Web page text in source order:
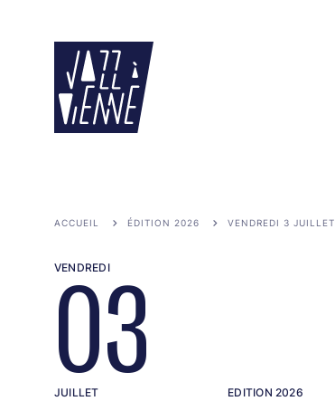
ACCUEIL ÉDITION 2026 VENDREDI 3 JUILLET
VENDREDI
03
JUILLET EDITION 2026